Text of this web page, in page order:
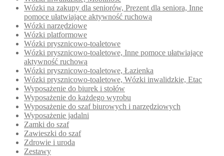
Wózki na zakupy dla seniorów, Prezent dla seniora, Inne
pomoce ułatwiające aktywność ruchową
Wózki narzędziowe
Wózki platformowe
Wózki prysznicowo-toaletowe
Wózki prysznicowo-toaletowe, Inne pomoce ułatwiające
aktywność ruchową
Wózki prysznicowo-toaletowe, Łazienka
Wózki prysznicowo-toaletowe, Wózki inwalidzkie, Etac
Wyposażenie do biurek i stołów
Wyposażenie do każdego wyrobu
Wyposażenie do szaf biurowych i narzędziowych
Wyposażenie jadalni
Zamki do szaf
Zawieszki do szaf
Zdrowie i uroda
Zestawy